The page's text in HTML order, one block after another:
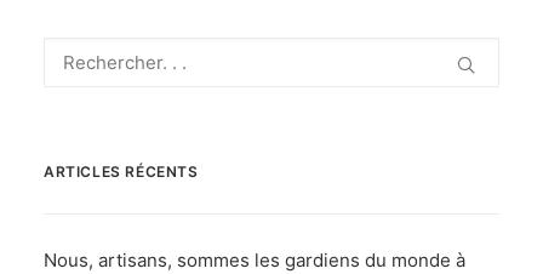
ARTICLES RÉCENTS
Nous, artisans, sommes les gardiens du monde à